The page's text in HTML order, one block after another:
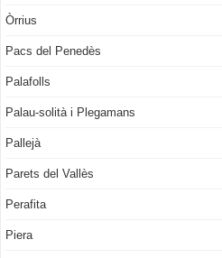
Òrrius
Pacs del Penedès
Palafolls
Palau-solità i Plegamans
Pallejà
Parets del Vallès
Perafita
Piera